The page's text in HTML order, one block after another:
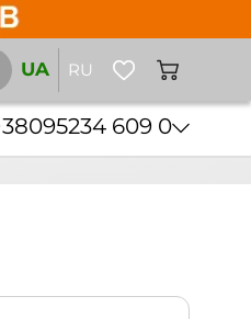
UA RU
095234 609 0